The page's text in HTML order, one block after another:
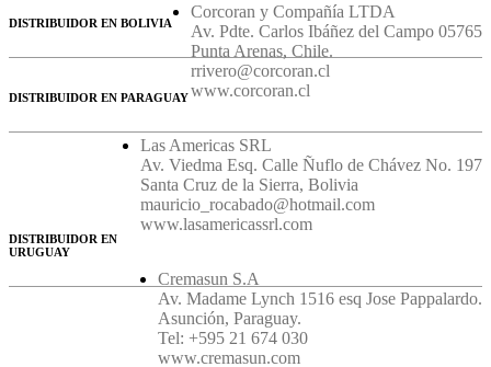
Corcoran y Compañía LTDA
Av. Pdte. Carlos Ibáñez del Campo 05765
Punta Arenas, Chile.
rrivero@corcoran.cl
www.corcoran.cl
DISTRIBUIDOR EN BOLIVIA
Las Americas SRL
Av. Viedma Esq. Calle Ñuflo de Chávez No. 197
Santa Cruz de la Sierra, Bolivia
mauricio_rocabado@hotmail.com
www.lasamericassrl.com
DISTRIBUIDOR EN PARAGUAY
Cremasun S.A
Av. Madame Lynch 1516 esq Jose Pappalardo.
Asunción, Paraguay.
Tel: +595 21 674 030
www.cremasun.com
DISTRIBUIDOR EN
URUGUAY